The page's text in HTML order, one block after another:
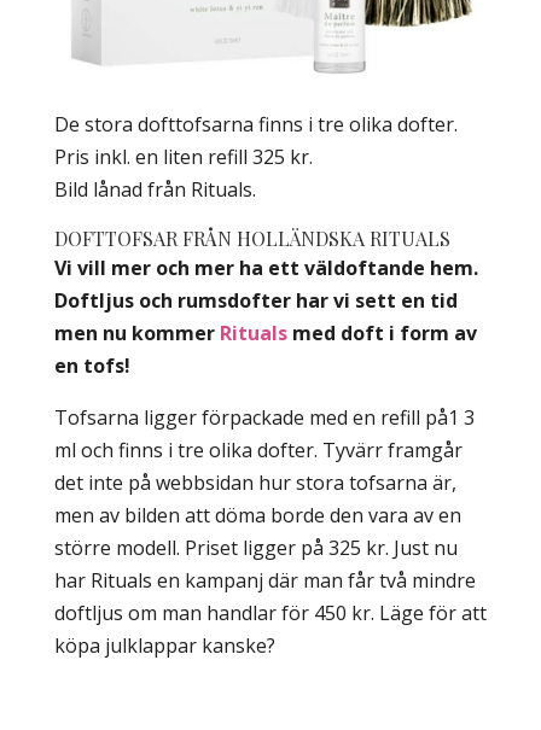
De stora dofttofsarna finns i tre olika dofter.
Pris inkl. en liten refill 325 kr.
Bild lånad från Rituals.
DOFTTOFSAR FRÅN HOLLÄNDSKA RITUALS
Vi vill mer och mer ha ett väldoftande hem.
Doftljus och rumsdofter har vi sett en tid
men nu kommer Ritualsmed doft i form av
en tofs!
Tofsarna ligger förpackade med en refill på1 3
ml och finns i tre olika dofter. Tyvärr framgår
det inte på webbsidan hur stora tofsarna är,
men av bilden att döma borde den vara av en
större modell. Priset ligger på 325 kr. Just nu
har Rituals en kampanj där man får två mindre
doftljus om man handlar för 450 kr. Läge för att
köpa julklappar kanske?